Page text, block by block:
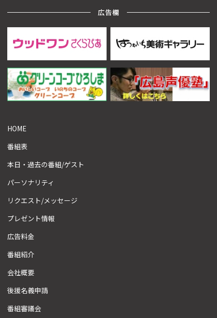
広告欄
HOME
番組表
本日・過去の番組/ゲスト
パーソナリティ
リクエスト/メッセージ
プレゼント情報
広告料金
番組紹介
会社概要
後援名義申請
番組審議会